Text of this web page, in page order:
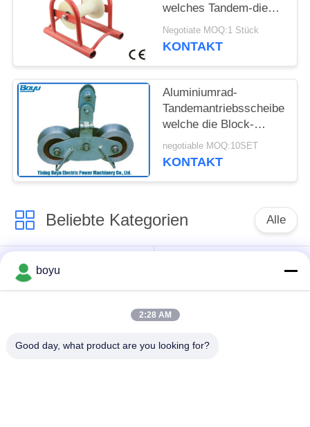
welches Tandem-die
Antriebsscheibe der
Rollen-2,5 aufreiht
Negotiate MOQ:1 Stück
KONTAKT
Aluminiumrad-
Tandemantriebsscheibe,
welche die Block-
Übertragungsleitung
aufreiht Accessores
negotiable MOQ:10SET
KONTAKT
Beliebte Kategorien Alle
Übertragungsleitung,
die Ausrüstung
Spannung, die
Gegendrehdrahtseil
boyu
2:28 AM
Good day, what product are you looking for?